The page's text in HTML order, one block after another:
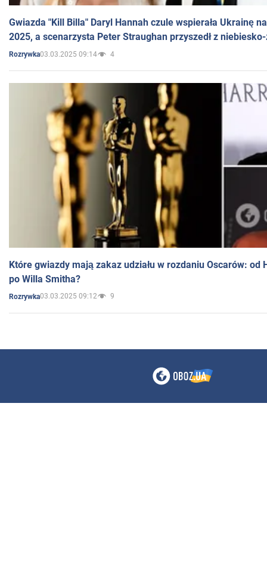
Gwiazda "Kill Billa" Daryl Hannah czule wspierała Ukrainę
2025, a scenarzysta Peter Straughan przyszedł z
Rozrywka03.03.2025 09:14 4
Które gwiazdy mają zakaz udziału w rozdaniu Oscarów: od
po Willa Smitha?
Rozrywka03.03.2025 09:12 9